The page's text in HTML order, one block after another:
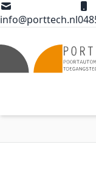
Ga naar de inhoud
info@porttech.nl